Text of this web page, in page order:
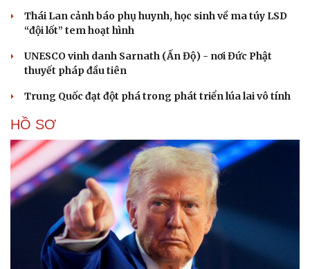
Cải chính
Thái Lan cảnh báo phụ huynh, học sinh về ma túy LSD
“đội lốt” tem hoạt hình
UNESCO vinh danh Sarnath (Ấn Độ) - nơi Đức Phật
thuyết pháp đầu tiên
Trung Quốc đạt đột phá trong phát triển lúa lai vô tính
HỒ SƠ